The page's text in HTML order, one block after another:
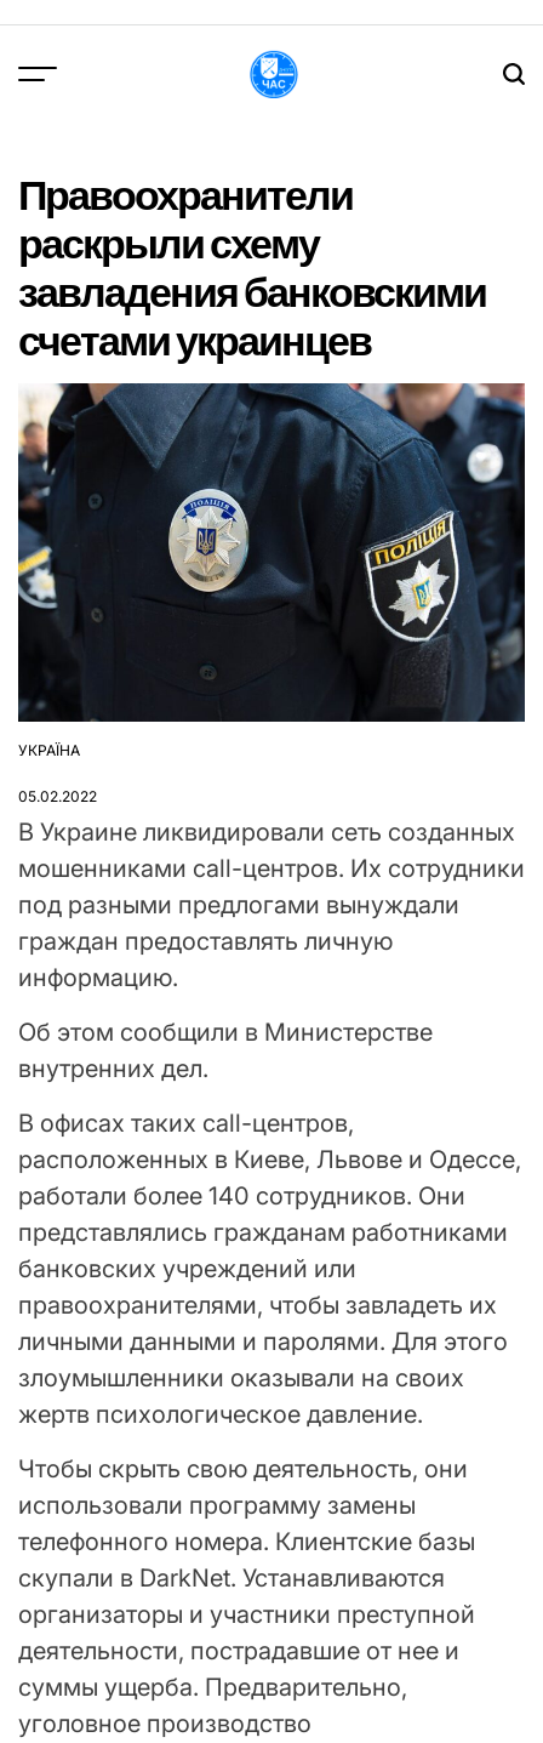
вмісту
Правоохранители
раскрыли схему
завладения банковскими
счетами украинцев
ОПУБЛІКУВАТИ
УКРАЇНА
05.02.2022
В Украине ликвидировали сеть созданных
мошенниками call-центров. Их сотрудники
под разными предлогами вынуждали
граждан предоставлять личную
информацию.
Об этом сообщили в Министерстве
внутренних дел.
В офисах таких call-центров,
расположенных в Киеве, Львове и Одессе,
работали более 140 сотрудников. Они
представлялись гражданам работниками
банковских учреждений или
правоохранителями, чтобы завладеть их
личными данными и паролями. Для этого
злоумышленники оказывали на своих
жертв психологическое давление.
Чтобы скрыть свою деятельность, они
использовали программу замены
телефонного номера. Клиентские базы
скупали в DarkNet. Устанавливаются
организаторы и участники преступной
деятельности, пострадавшие от нее и
суммы ущерба. Предварительно,
уголовное производство